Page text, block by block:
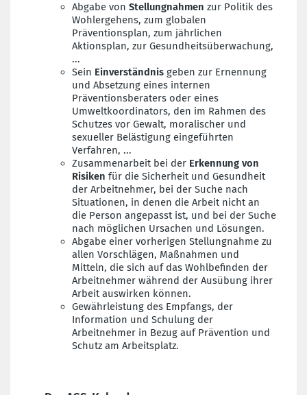
Abgabe von Stellungnahmen zur Politik des
Wohlergehens, zum globalen
Präventionsplan, zum jährlichen
Aktionsplan, zur Gesundheitsüberwachung,
...
Sein Einverständnis geben zur Ernennung
und Absetzung eines internen
Präventionsberaters oder eines
Umweltkoordinators, den im Rahmen des
Schutzes vor Gewalt, moralischer und
sexueller Belästigung eingeführten
Verfahren, ...
Zusammenarbeit bei der Erkennung von
Risiken für die Sicherheit und Gesundheit
der Arbeitnehmer, bei der Suche nach
Situationen, in denen die Arbeit nicht an
die Person angepasst ist, und bei der Suche
nach möglichen Ursachen und Lösungen.
Abgabe einer vorherigen Stellungnahme zu
allen Vorschlägen, Maßnahmen und
Mitteln, die sich auf das Wohlbefinden der
Arbeitnehmer während der Ausübung ihrer
Arbeit auswirken können.
Gewährleistung des Empfangs, der
Information und Schulung der
Arbeitnehmer in Bezug auf Prävention und
Schutz am Arbeitsplatz.